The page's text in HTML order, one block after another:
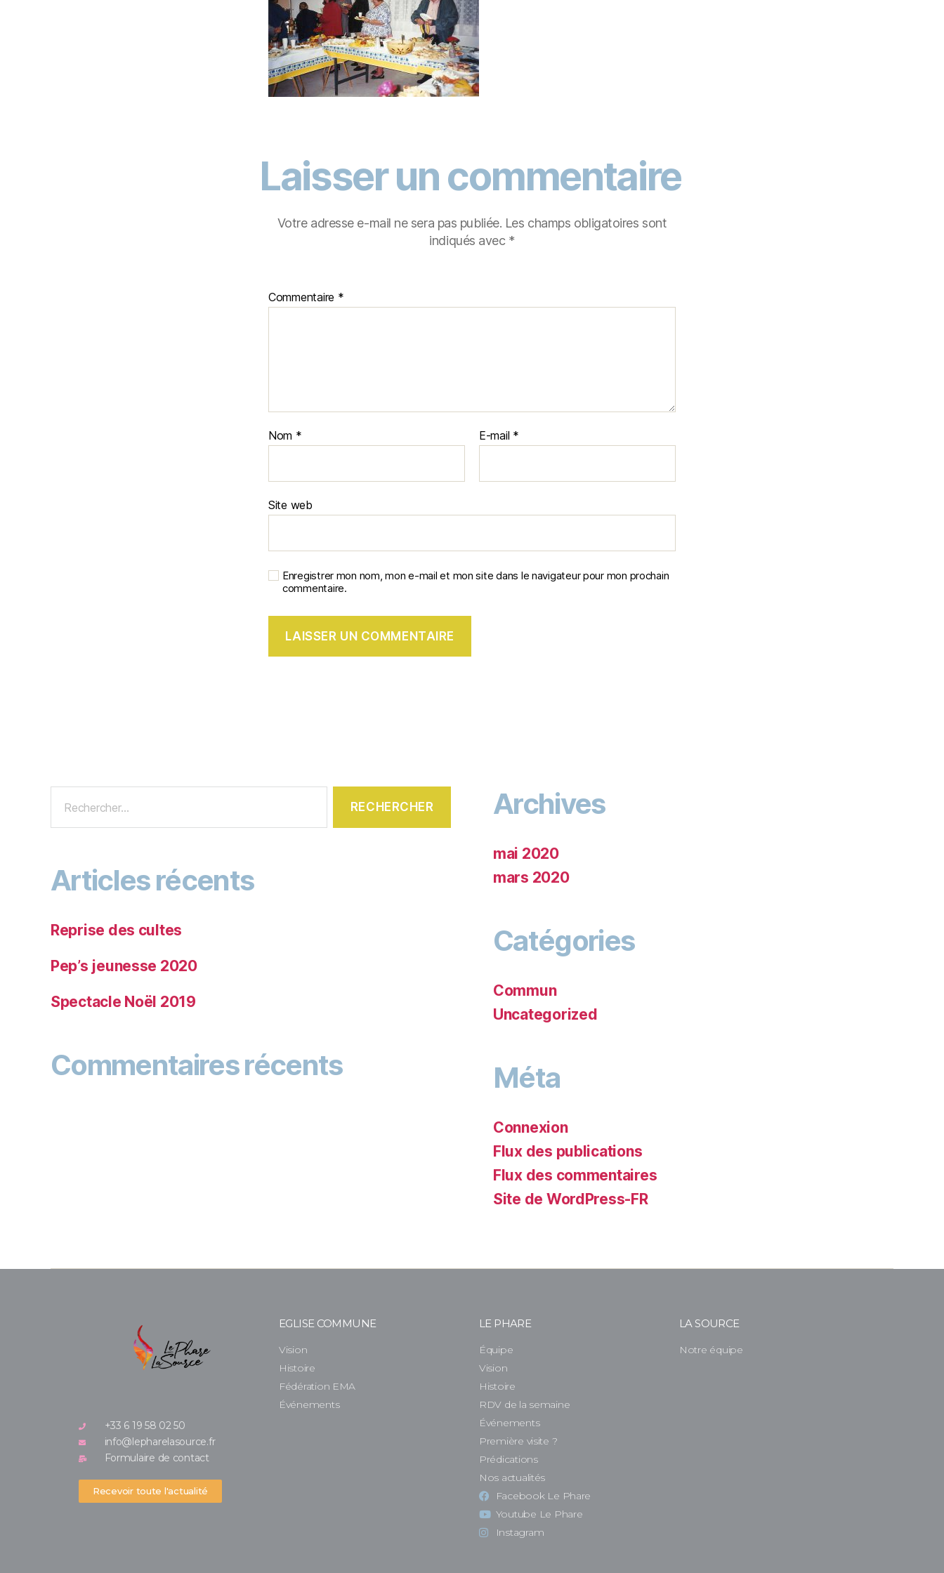
Laisser un commentaire
Votre adresse e-mail ne sera pas publiée. Les champs obligatoires sont
indiqués avec *
Commentaire *
Nom * E-mail *
Site web
Enregistrer mon nom, mon e-mail et mon site dans le navigateur pour mon prochain
commentaire.
Articles récents
Reprise des cultes
Pep’s jeunesse 2020
Spectacle Noël 2019
Commentaires récents
Archives
mai 2020
mars 2020
Catégories
Commun
Uncategorized
Méta
Connexion
Flux des publications
Flux des commentaires
Site de WordPress-FR
+33 6 19 58 02 50
info@lepharelasource.fr
Formulaire de contact
Recevoir toute l'actualité
EGLISE COMMUNE
Vision
Histoire
Fédération EMA
Événements
LE PHARE
Équipe
Vision
Histoire
RDV de la semaine
Événements
Première visite ?
Prédications
Nos actualités
Facebook Le Phare
Youtube Le Phare
Instagram
LA SOURCE
Notre équipe